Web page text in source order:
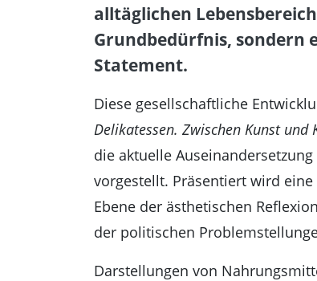
alltäglichen
Grundbedürfnis, sondern
Statement.
Diese gesellschaftliche
Delikatessen. Zwischen Kunst und
die aktuelle
vorgestellt. Präsentiert wird
Ebene der ästhetischen
der politischen
Darstellungen von